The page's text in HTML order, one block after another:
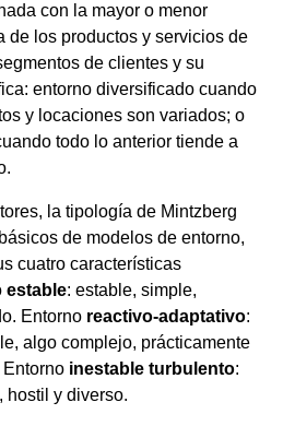
con la mayor o menor
de los productos y servicios de
de clientes y su
entorno diversificado cuando
y locaciones son variados; o
todo lo anterior tiende a
la tipología de Mintzberg
de modelos de entorno,
cuatro características
estable: estable, simple,
Entorno reactivo-adaptativo:
algo complejo, prácticamente
inestable turbulento:
hostil y diverso.